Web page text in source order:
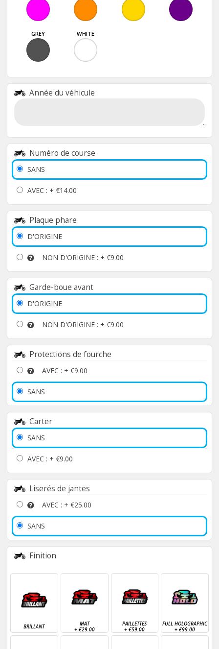
GREY WHITE
Année du véhicule
Numéro de course
SANS
AVEC : + €14.00
Plaque phare
D'ORIGINE
NON D'ORIGINE : + €9.00
Garde-boue avant
D'ORIGINE
NON D'ORIGINE : + €9.00
Protections de fourche
AVEC : + €9.00
SANS
Carter
SANS
AVEC : + €9.00
Liserés de jantes
AVEC : + €25.00
SANS
Finition
BRILLANT
MAT
+ €29.00
PAILLETTES
+€59.00
FULL HOLOGRAPHIC
+€99.00